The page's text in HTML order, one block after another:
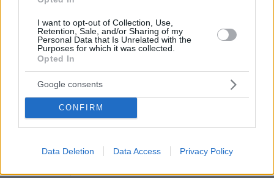
I want to opt-out of Collection, Use,
Retention, Sale, and/or Sharing of my
Personal Data that Is Unrelated with the
Purposes for which it was collected.
Opted In
Google consents
CONFIRM
Data Deletion Data Access Privacy Policy
Η Πολιτική Αεροπορία διαπίστωσε κενό στον νόμο
όταν ένας... απίθανος τύπος προσγείωσε το
ελικόπτερό του στο Σαρακήνικο με εκατοντάδες
λουόμενους - Παρέμβαση Εισαγγελέα
09.08.2026, 14:15